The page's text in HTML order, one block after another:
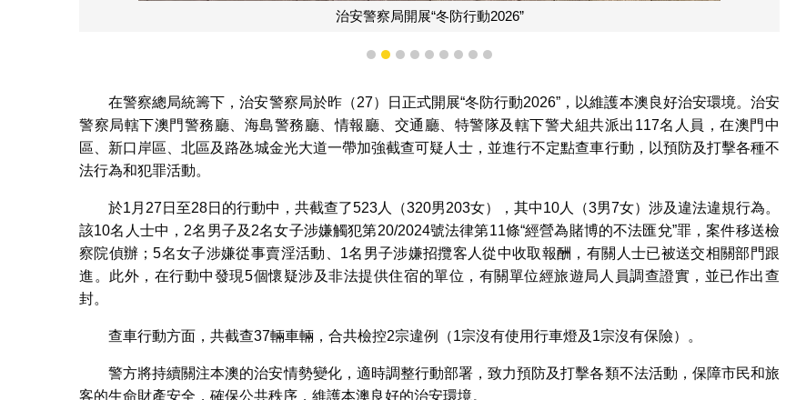
治安警察局開展“冬防行動2026”
1 2 3 4 5 6 7 8 9
在警察總局統籌下，治安警察局於昨（27）日正式開展“冬防行動2026”，以維護本澳良好治安環境。治安
警察局轄下澳門警務廳、海島警務廳、情報廳、交通廳、特警隊及轄下警犬組共派出117名人員，在澳門中
區、新口岸區、北區及路氹城金光大道一帶加強截查可疑人士，並進行不定點查車行動，以預防及打擊各種不
法行為和犯罪活動。
於1月27日至28日的行動中，共截查了523人（320男203女），其中10人（3男7女）涉及違法違規行為。
該10名人士中，2名男子及2名女子涉嫌觸犯第20/2024號法律第11條“經營為賭博的不法匯兌”罪，案件移送檢
察院偵辦；5名女子涉嫌從事賣淫活動、1名男子涉嫌招攬客人從中收取報酬，有關人士已被送交相關部門跟
進。此外，在行動中發現5個懷疑涉及非法提供住宿的單位，有關單位經旅遊局人員調查證實，並已作出查
封。
查車行動方面，共截查37輛車輛，合共檢控2宗違例（1宗沒有使用行車燈及1宗沒有保險）。
警方將持續關注本澳的治安情勢變化，適時調整行動部署，致力預防及打擊各類不法活動，保障市民和旅
客的生命財產安全，確保公共秩序，維護本澳良好的治安環境。